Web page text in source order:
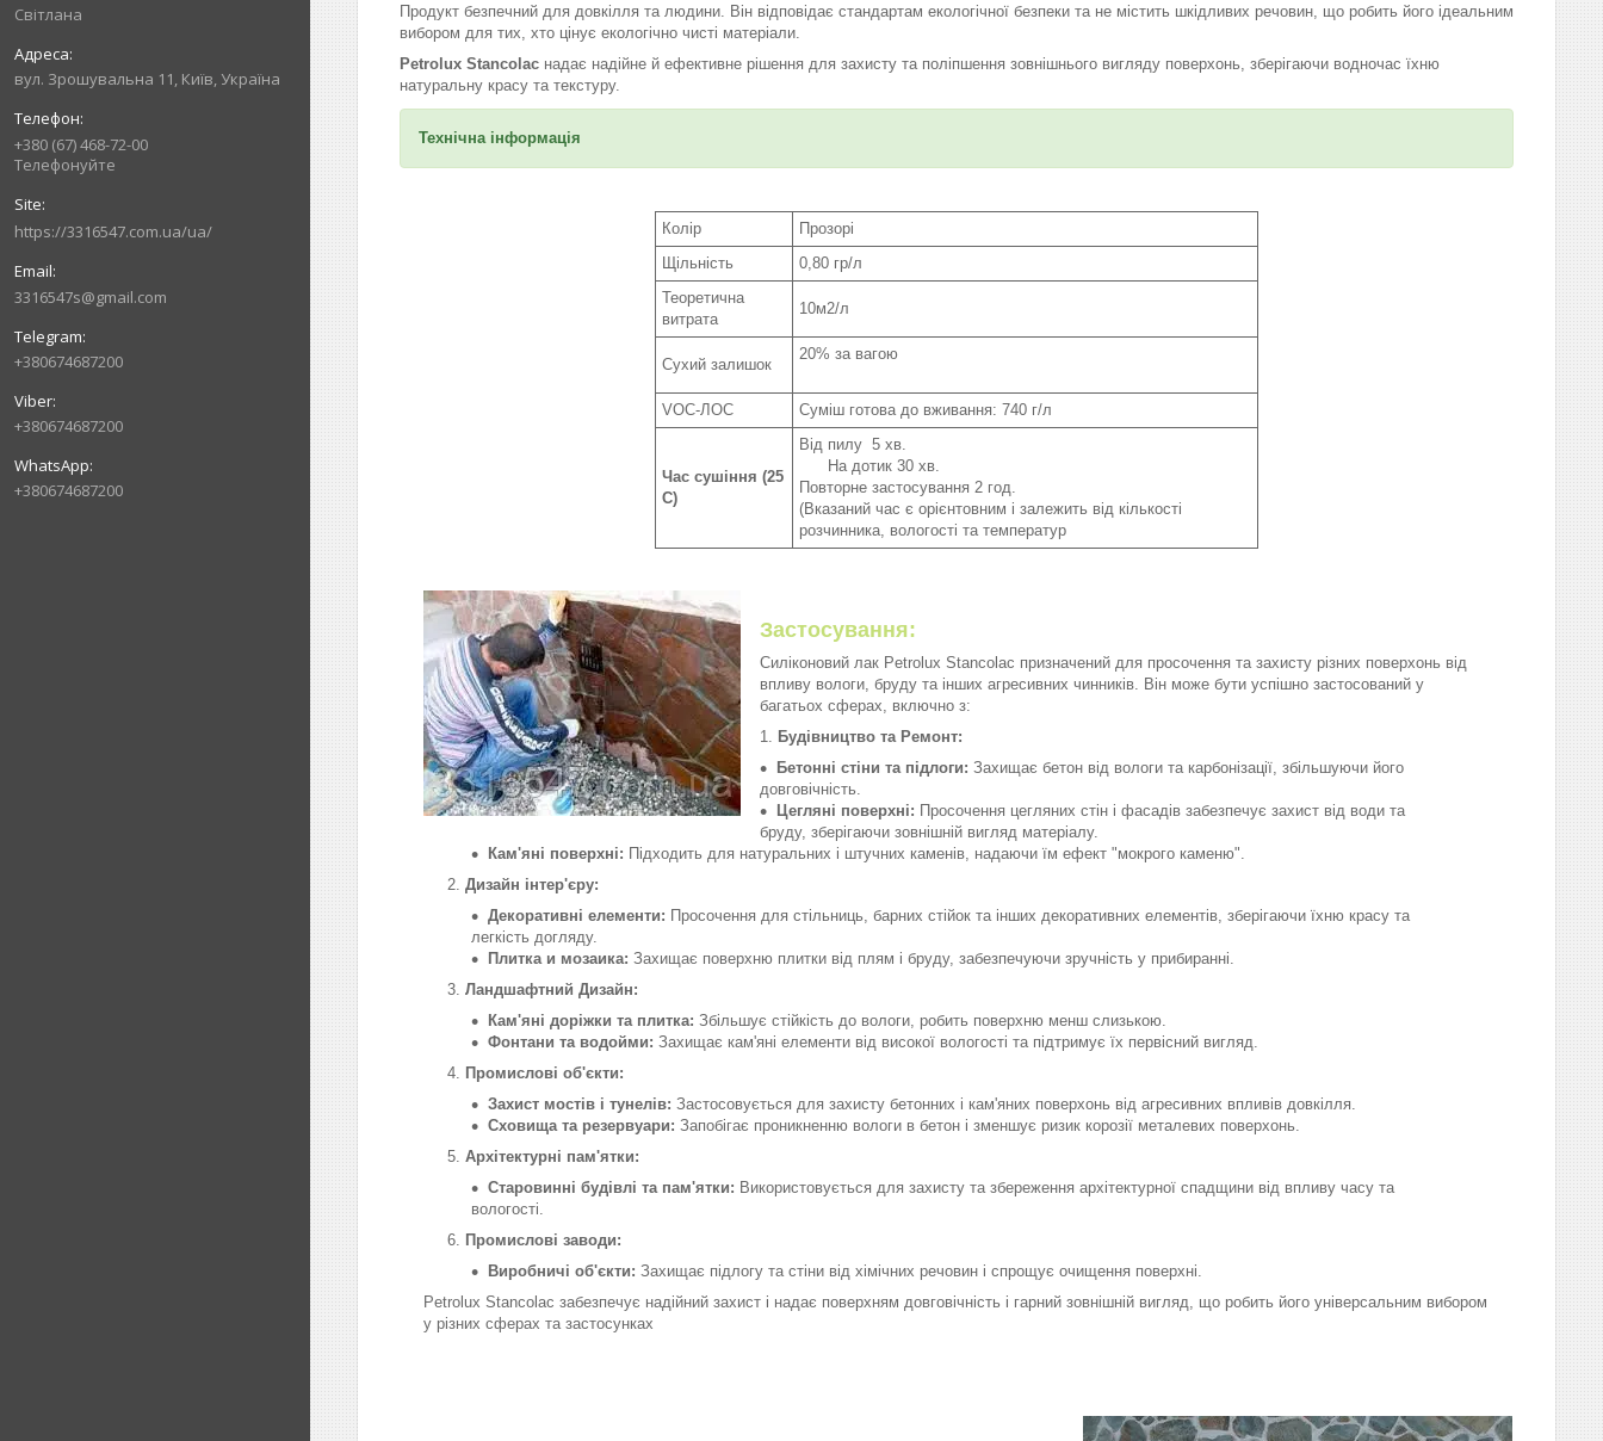
Світлана
вул. Зрошувальна 11, Київ, Україна
+380 (67) 468-72-00
Телефонуйте
https://3316547.com.ua/ua/
3316547s@gmail.com
+380674687200
+380674687200
+380674687200
Продукт безпечний для довкілля та людини. Він відповідає стандартам екологічної безпеки та не містить шкідливих речовин, що робить його ідеальним
вибором для тих, хто цінує екологічно чисті матеріали.
Petrolux Stancolac надає надійне й ефективне рішення для захисту та поліпшення зовнішнього вигляду поверхонь, зберігаючи водночас їхню
натуральну красу та текстуру.
Технічна інформація
Колір
Прозорі
Щільність
0,80 гр/л
Теоретична
витрата
10м2/л
Сухий залишок
20% за вагою
VOC-ЛОС Суміш готова до вживання: 740 г/л
Час сушіння (25
C)
Від пилу 5 хв.
На дотик 30 хв.
Повторне застосування 2 год.
(Вказаний час є орієнтовним і залежить від кількості
розчинника, вологості та температур
Застосування:
Силіконовий лак Petrolux Stancolac призначений для просочення та захисту різних поверхонь від
впливу вологи, бруду та інших агресивних чинників. Він може бути успішно застосований у
багатьох сферах, включно з:
Будівництво та Ремонт:
Бетонні стіни та підлоги: Захищає бетон від вологи та карбонізації, збільшуючи його
довговічність.
Цегляні поверхні: Просочення цегляних стін і фасадів забезпечує захист від води та
бруду, зберігаючи зовнішній вигляд матеріалу.
Кам'яні поверхні: Підходить для натуральних і штучних каменів, надаючи їм ефект "мокрого каменю".
Дизайн інтер'єру:
Декоративні елементи: Просочення для стільниць, барних стійок та інших декоративних елементів, зберігаючи їхню красу та
легкість догляду.
Плитка и мозаика: Захищає поверхню плитки від плям і бруду, забезпечуючи зручність у прибиранні.
Ландшафтний Дизайн:
Кам'яні доріжки та плитка: Збільшує стійкість до вологи, робить поверхню менш слизькою.
Фонтани та водойми: Захищає кам'яні елементи від високої вологості та підтримує їх первісний вигляд.
Промислові об'єкти:
Захист мостів і тунелів: Застосовується для захисту бетонних і кам'яних поверхонь від агресивних впливів довкілля.
Сховища та резервуари: Запобігає проникненню вологи в бетон і зменшує ризик корозії металевих поверхонь.
Архітектурні пам'ятки:
Старовинні будівлі та пам'ятки: Використовується для захисту та збереження архітектурної спадщини від впливу часу та
вологості.
Промислові заводи:
Виробничі об'єкти: Захищає підлогу та стіни від хімічних речовин і спрощує очищення поверхні.
Petrolux Stancolac забезпечує надійний захист і надає поверхням довговічність і гарний зовнішній вигляд, що робить його універсальним вибором
у різних сферах та застосунках